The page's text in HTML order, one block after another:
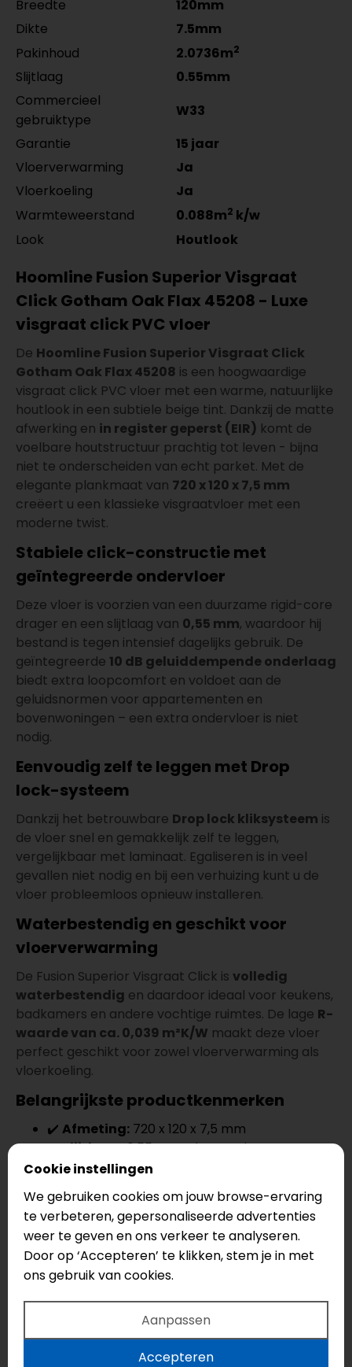
per lengte: mm, € 14,95 p/st
per lengte: mm, € 17,95 p/st
Breedte
120mm
Dikte
7.5mm
Pakinhoud
2.0736m2
Slijtlaag
0.55mm
Commercieel
gebruiktype
W33
Garantie
15 jaar
Vloerverwarming
Ja
Vloerkoeling
Ja
Warmteweerstand
0.088m2 k/w
Look
Houtlook
Hoomline Fusion Superior Visgraat
Click Gotham Oak Flax 45208 - Luxe
visgraat click PVC vloer
De Hoomline Fusion Superior Visgraat Click
Gotham Oak Flax 45208 is een hoogwaardige
visgraat click PVC vloer met een warme, natuurlijke
houtlook in een subtiele beige tint. Dankzij de matte
afwerking en in register geperst (EIR) komt de
voelbare houtstructuur prachtig tot leven - bijna
niet te onderscheiden van echt parket. Met de
elegante plankmaat van 720 x 120 x 7,5 mm
creëert u een klassieke visgraatvloer met een
moderne twist.
Stabiele click-constructie met
geïntegreerde ondervloer
Deze vloer is voorzien van een duurzame rigid-core
drager en een slijtlaag van 0,55 mm, waardoor hij
bestand is tegen intensief dagelijks gebruik. De
geïntegreerde 10 dB geluiddempende onderlaag
biedt extra loopcomfort en voldoet aan de
geluidsnormen voor appartementen en
bovenwoningen – een extra ondervloer is niet
nodig.
Eenvoudig zelf te leggen met Drop
lock-systeem
Dankzij het betrouwbare Drop lock kliksysteem is
de vloer snel en gemakkelijk zelf te leggen,
vergelijkbaar met laminaat. Egaliseren is in veel
gevallen niet nodig en bij een verhuizing kunt u de
vloer probleemloos opnieuw installeren.
Waterbestendig en geschikt voor
vloerverwarming
De Fusion Superior Visgraat Click is volledig
waterbestendig en daardoor ideaal voor keukens,
badkamers en andere vochtige ruimtes. De lage R-
waarde van ca. 0,039 m²K/W maakt deze vloer
perfect geschikt voor zowel vloerverwarming als
vloerkoeling.
Belangrijkste productkenmerken
✔️ Afmeting: 720 x 120 x 7,5 mm
✔️Slijtlaag:0,55 mm – bestand tegen
intensief gebruik
natuurgetrouwe houtstructuur
✔️Drop lock systeem:eenvoudig en snel te
installeren zonder lijm
✔️10 dB geïntegreerde onderlaag:ideaal
voor appartementen
✔️Volledig waterbestendig:geschikt voor
keukens en badkamers
✔️Vloerverwarming-proof:lage R-waarde
van ca. 0,039 m²K/W
Cookie instellingen
We gebruiken cookies om jouw browse-ervaring
te verbeteren, gepersonaliseerde advertenties
weer te geven en ons verkeer te analyseren.
Door op ‘Accepteren’ te klikken, stem je in met
ons gebruik van cookies.
Aanpassen
Accepteren